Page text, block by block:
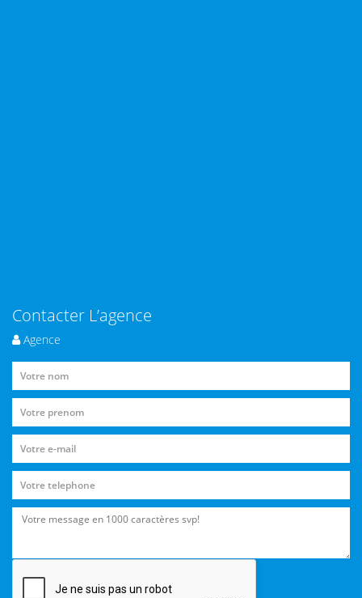
Contacter L’agence
Agence